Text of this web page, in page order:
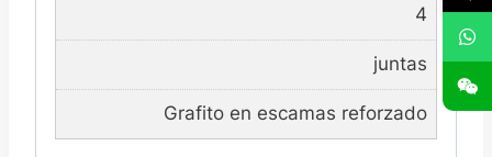
4
juntas
Grafito en escamas reforzado